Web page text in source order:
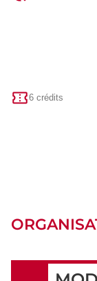
6 crédits